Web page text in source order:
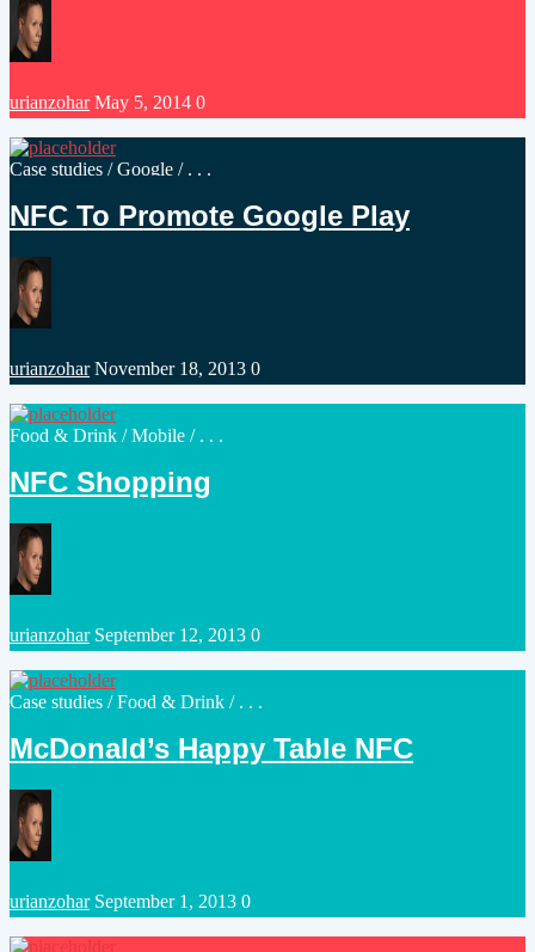
Posted
by
urianzohar May 5, 2014 0
Posted
Case studies /Google / . . .
NFC To Promote Google Play
Posted
by
urianzohar November 18, 2013 0
Posted
Food & Drink /Mobile / . . .
NFC Shopping
Posted
by
urianzohar September 12, 2013 0
Posted
Case studies /Food & Drink / . . .
McDonald’s Happy Table NFC
Posted
by
urianzohar September 1, 2013 0